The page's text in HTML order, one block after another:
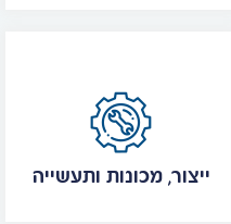
ייצור, מכונות ותעשייה